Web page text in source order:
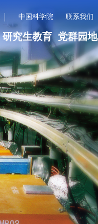
| 中国科学院 联系我们
研究生教育 党群园地